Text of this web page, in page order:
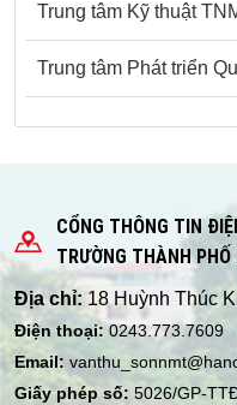
Trung tâm Kỹ thuật
Trung tâm Phát triển
CỔNG THÔNG TIN
TRƯỜNG THÀNH PHỐ
Địa chỉ: 18 Huỳnh Thúc
Điện thoại: 0243.773.7609
Email:
Giấy phép số: 5026/GP-